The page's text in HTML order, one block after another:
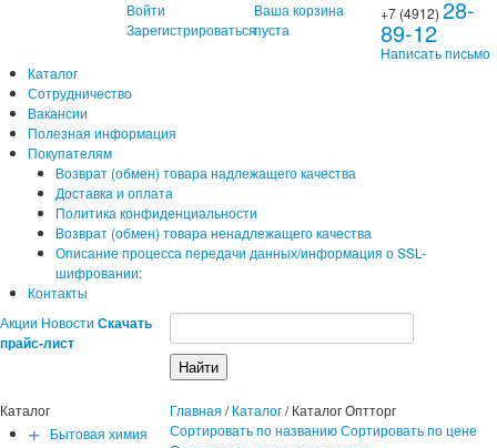
Войти
Зарегистрироваться
Ваша корзина
пуста
+7 (4912)28-
89-12
Написать письмо
Каталог
Сотрудничество
Вакансии
Полезная информация
Покупателям
Возврат (обмен) товара надлежащего качества
Доставка и оплата
Политика конфиденциальности
Возврат (обмен) товара ненадлежащего качества
Описание процесса передачи данных/информация о SSL-
шифровании:
Контакты
Акции Новости Скачать
прайс-лист
Каталог
+ Бытовая химия
Главная /Каталог/Каталог Оптторг
Сортировать по названию Сортировать по цене